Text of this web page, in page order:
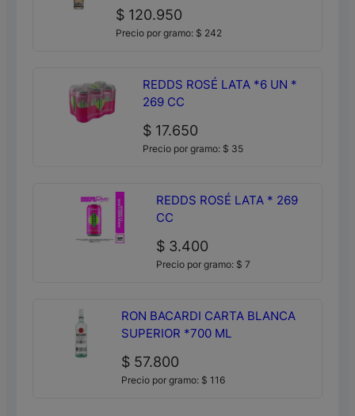
$ 120.950
Precio por gramo: $ 242
REDDS ROSÉ LATA *6 UN *
269 CC
$ 17.650
Precio por gramo: $ 35
REDDS ROSÉ LATA * 269
CC
$ 3.400
Precio por gramo: $ 7
RON BACARDI CARTA BLANCA
SUPERIOR *700 ML
$57.800
Precio por gramo: $ 116